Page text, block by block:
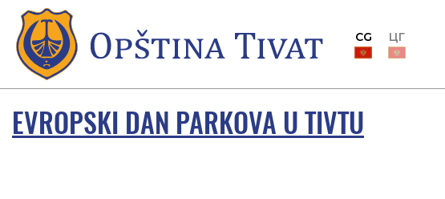
CG ЦГ
EVROPSKI DAN PARKOVA U TIVTU